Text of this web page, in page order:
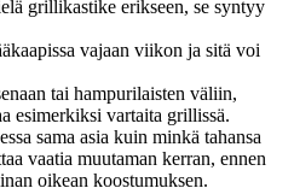
grillikastike erikseen, se syntyy
vajaan viikon ja sitä voi
tai hampurilaisten väliin,
esimerkiksi vartaita grillissä.
sama asia kuin minkä tahansa
vaatia muutaman kerran, ennen
oikean koostumuksen.